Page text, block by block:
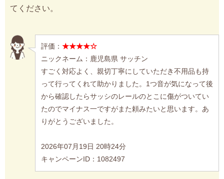
てください。
評価： ★★★★☆
ニックネーム：鹿児島県 サッチン
すごく対応よく、親切丁寧にしていただき不用品も持
って行ってくれて助かりました。1つ音が気になって後
から確認したらサッシのレールのとこに傷がついてい
たのでマイナス一ですがまた頼みたいと思います。あ
りがとうございました。
2026年07月19日 20時24分
キャンペーンID：1082497